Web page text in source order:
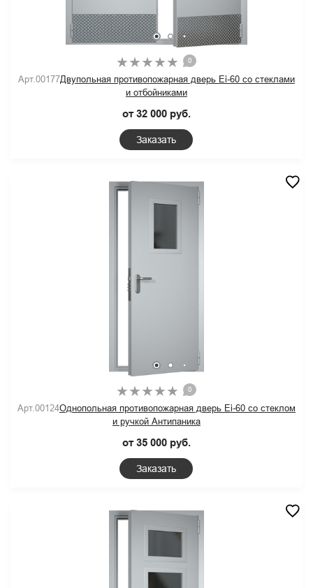
0
Арт.00177Двупольная противопожарная дверь Ei-60 со стеклами
и отбойниками
от 32 000 руб.
Заказать
0
Арт.00124Однопольная противопожарная дверь Ei-60 со стеклом
и ручкой Антипаника
от 35 000 руб.
Заказать